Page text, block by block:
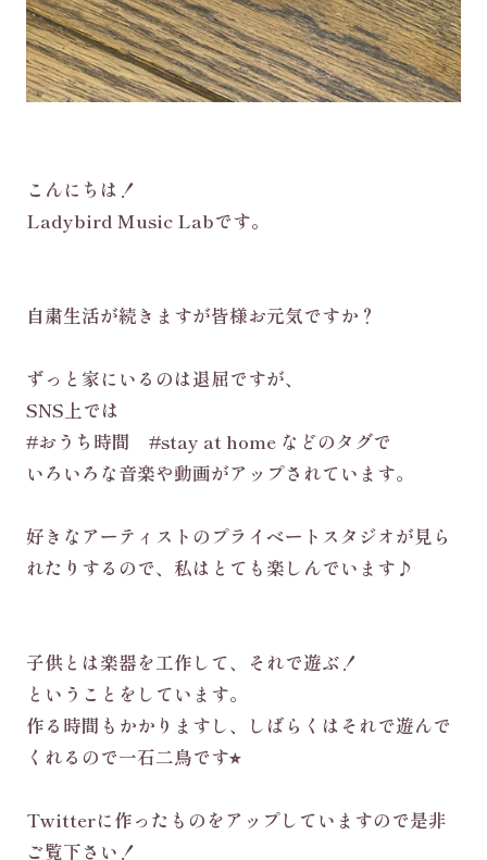
こんにちは！
Ladybird Music Labです。
自粛生活が続きますが皆様お元気ですか？
ずっと家にいるのは退屈ですが、
SNS上では
#おうち時間 #stay at home などのタグで
いろいろな音楽や動画がアップされています。
好きなアーティストのプライベートスタジオが見ら
れたりするので、私はとても楽しんでいます♪
子供とは楽器を工作して、それで遊ぶ！
ということをしています。
作る時間もかかりますし、しばらくはそれで遊んで
くれるので一石二鳥です⭐︎
Twitterに作ったものをアップしていますので是非
ご覧下さい！